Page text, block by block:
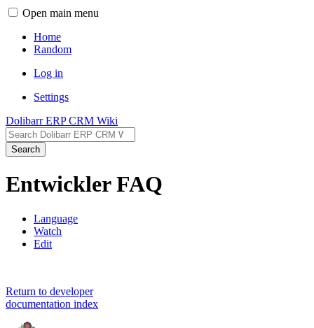
Open main menu
Home
Random
Log in
Settings
Dolibarr ERP CRM Wiki
Search
Entwickler FAQ
Language
Watch
Edit
Return to developer
documentation index